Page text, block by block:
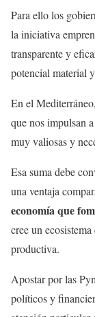
Para ello los
la iniciativa
transparente y
potencial material
En el
que nos impulsan
muy valiosas y
Esa suma debe
una ventaja
economía que
cree un
productiva.
Apostar por las
políticos y